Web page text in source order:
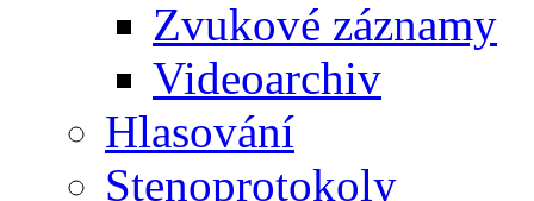
Zvukové záznamy
Videoarchiv
Hlasování
Stenoprotokoly